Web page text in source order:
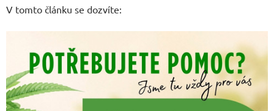
V tomto článku se dozvíte: